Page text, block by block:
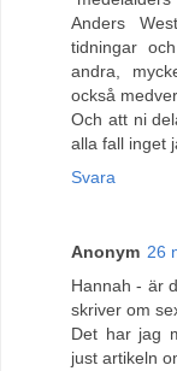
Anders
tidningar
andra,
också
Och att ni
alla fall inget
Svara
Anonym 26
Hannah - är
skriver om
Det har jag
just artikeln